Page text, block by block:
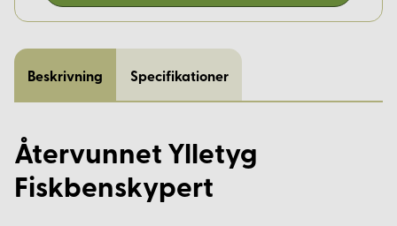
Beskrivning Specifikationer
Återvunnet Ylletyg
Fiskbenskypert